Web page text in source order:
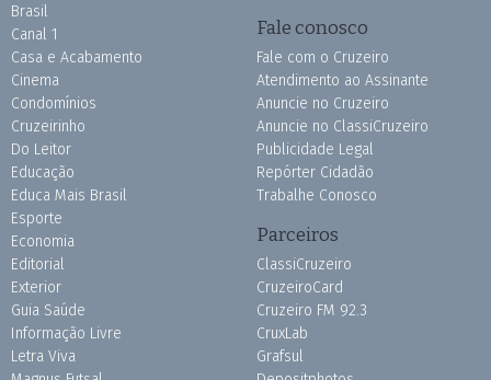
Brasil
Canal 1
Casa e Acabamento
Cinema
Condomínios
Cruzeirinho
Do Leitor
Educação
Educa Mais Brasil
Esporte
Economia
Editorial
Exterior
Guia Saúde
Informação Livre
Letra Viva
Fale conosco
Fale com o Cruzeiro
Atendimento ao Assinante
Anuncie no Cruzeiro
Anuncie no ClassiCruzeiro
Publicidade Legal
Repórter Cidadão
Trabalhe Conosco
Parceiros
ClassiCruzeiro
CruzeiroCard
Cruzeiro FM 92.3
CruxLab
Grafsul